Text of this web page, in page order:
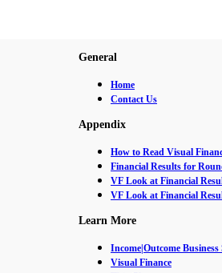
General
Home
Contact Us
Appendix
How to Read Visual
Financial Results for
VF Look at Financial
VF Look at Financial
Learn More
Income|Outcome
Visual Finance